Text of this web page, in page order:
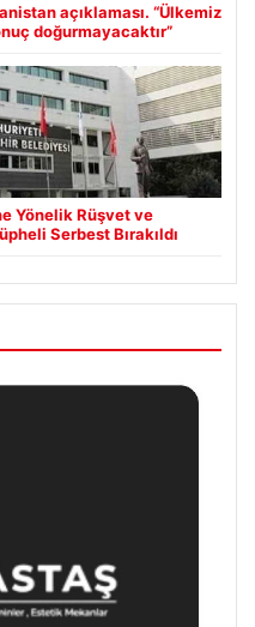
açıklaması. “Ülkemiz
doğurmayacaktır”
Yönelik Rüşvet ve
Serbest Bırakıldı